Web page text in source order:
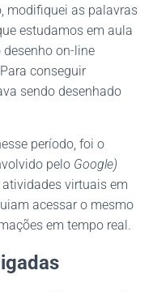
modifiquei as palavras
estudamos em aula
on-line
conseguir
sendo desenhado
período, foi o
pelo Google)
virtuais em
acessar o mesmo
em tempo real.